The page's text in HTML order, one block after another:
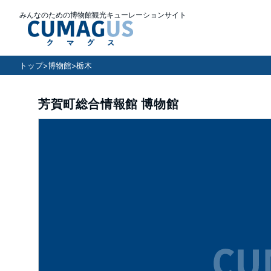
みんなのための博物館観光キューレーションサイト
トップ>博物館>栃木
芳賀町総合情報館 博物館